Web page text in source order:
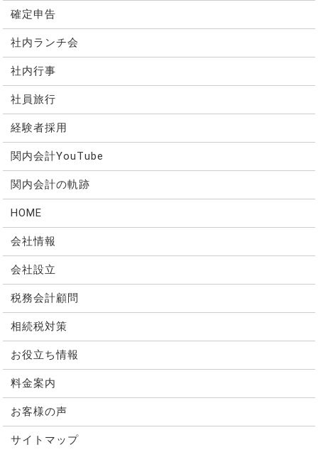
確定申告
社内ランチ会
社内行事
社員旅行
経験者採用
関内会計YouTube
関内会計の軌跡
HOME
会社情報
会社設立
税務会計顧問
相続税対策
お役立ち情報
料金案内
お客様の声
サイトマップ